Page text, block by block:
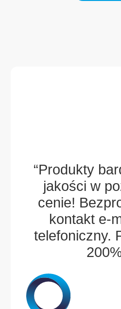
“Produkty
jakości w
cenie!
kontakt e-
telefoniczny.